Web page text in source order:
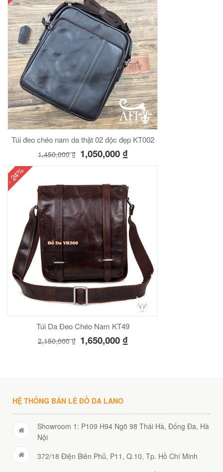
Túi đeo chéo nam da thật 02 độc đẹp KT002
1,450,000₫ 1,050,000 ₫
- 24%
Túi Da Đeo Chéo Nam KT49
2,150,000₫ 1,650,000 ₫
HỆ THỐNG BÁN LẺ ĐỒ DA LANO
Showroom 1: P109 H94 Ngõ 98 Thái Hà, Đống Đa, Hà
Nội
372/18 Điện Biên Phủ, P11, Q.10, Tp. Hồ Chí Minh